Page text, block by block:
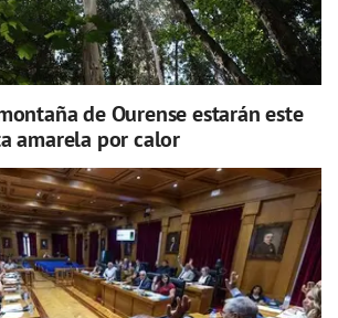
de Ourense estarán este
amarela por calor